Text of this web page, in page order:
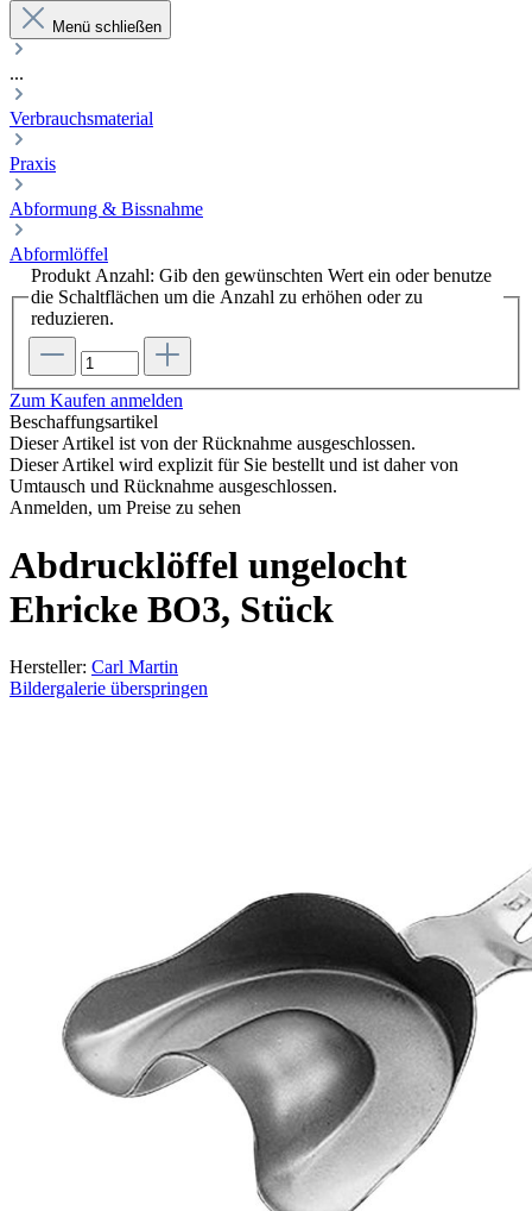
Menü schließen
...
Verbrauchsmaterial
Praxis
Abformung & Bissnahme
Abformlöffel
Produkt Anzahl: Gib den gewünschten Wert ein oder benutze
die Schaltflächen um die Anzahl zu erhöhen oder zu
reduzieren.
Zum Kaufen anmelden
Beschaffungsartikel
Dieser Artikel ist von der Rücknahme ausgeschlossen.
Dieser Artikel wird explizit für Sie bestellt und ist daher von
Umtausch und Rücknahme ausgeschlossen.
Anmelden, um Preise zu sehen
Abdrucklöffel ungelocht
Ehricke BO3, Stück
Hersteller: Carl Martin
Bildergalerie überspringen